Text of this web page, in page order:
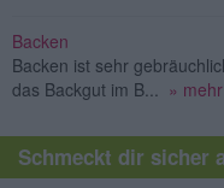
Backen
Backen ist sehr
das Backgut im B...
» mehr
Schmeckt dir sicher